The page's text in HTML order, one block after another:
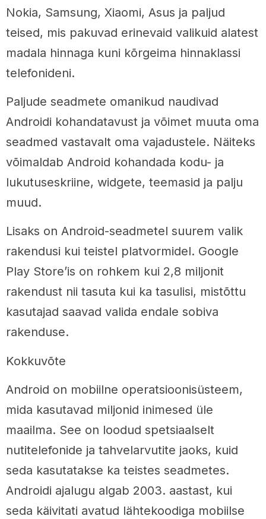
Nokia, Samsung, Xiaomi, Asus ja paljud
teised, mis pakuvad erinevaid valikuid alatest
madala hinnaga kuni kõrgeima hinnaklassi
telefonideni.
Paljude seadmete omanikud naudivad
Androidi kohandatavust ja võimet muuta oma
seadmed vastavalt oma vajadustele. Näiteks
võimaldab Android kohandada kodu- ja
lukutuseskriine, widgete, teemasid ja palju
muud.
Lisaks on Android-seadmetel suurem valik
rakendusi kui teistel platvormidel. Google
Play Store’is on rohkem kui 2,8 miljonit
rakendust nii tasuta kui ka tasulisi, mistõttu
kasutajad saavad valida endale sobiva
rakenduse.
Kokkuvõte
Android on mobiilne operatsioonisüsteem,
mida kasutavad miljonid inimesed üle
maailma. See on loodud spetsiaalselt
nutitelefonide ja tahvelarvutite jaoks, kuid
seda kasutatakse ka teistes seadmetes.
Androidi ajalugu algab 2003. aastast, kui
seda käivitati avatud lähtekoodiga mobiilse